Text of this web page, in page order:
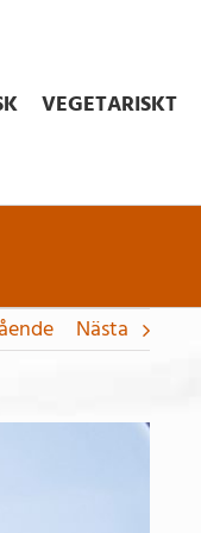
VEGETARISKT
Nästa